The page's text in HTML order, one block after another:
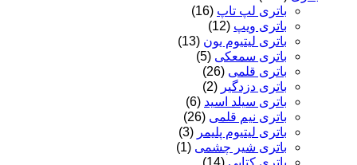
باتری لپ تاپ (16)
باتری ویپ (12)
باتری لیتیوم یون (13)
باتری سمعکی (5)
باتری قلمی (26)
باتری دزدگیر (2)
باتری سیلد اسید (6)
باتری نیم قلمی (26)
باتری لیتیوم پلیمر (3)
باتری شیر چشمی (1)
باتری کتابی (14)